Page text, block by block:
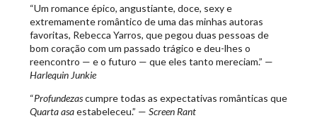
“Um romance épico, angustiante, doce, sexy e
extremamente romântico de uma das minhas autoras
favoritas, Rebecca Yarros, que pegou duas pessoas de
bom coração com um passado trágico e deu-lhes o
reencontro — e o futuro — que eles tanto mereciam.” —
Harlequin Junkie
“Profundezascumpre todas as expectativas românticas que
Quarta asaestabeleceu.” — Screen Rant